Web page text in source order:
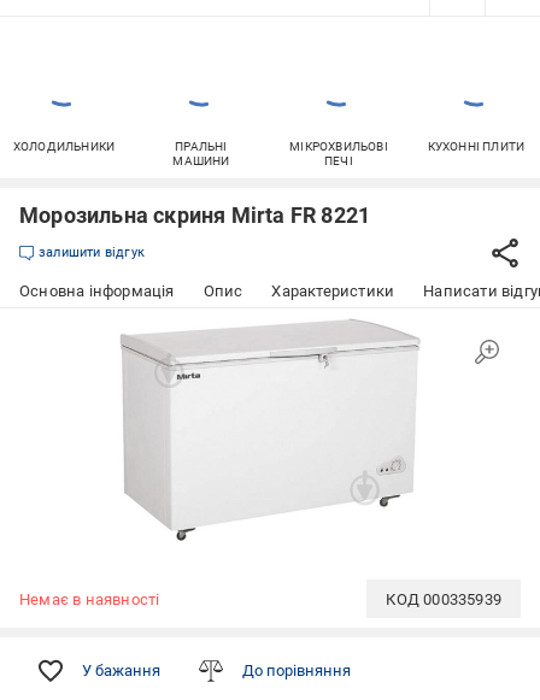
ХОЛОДИЛЬНИКИ
ПРАЛЬНІ
МАШИНИ
МІКРОХВИЛЬОВІ
ПЕЧІ
КУХОННІ ПЛИТИ
Морозильна скриня Mirta FR 8221
залишити відгук
Основна інформація Опис Характеристики Написати
Немає в наявності КОД000335939
У бажання До порівняння